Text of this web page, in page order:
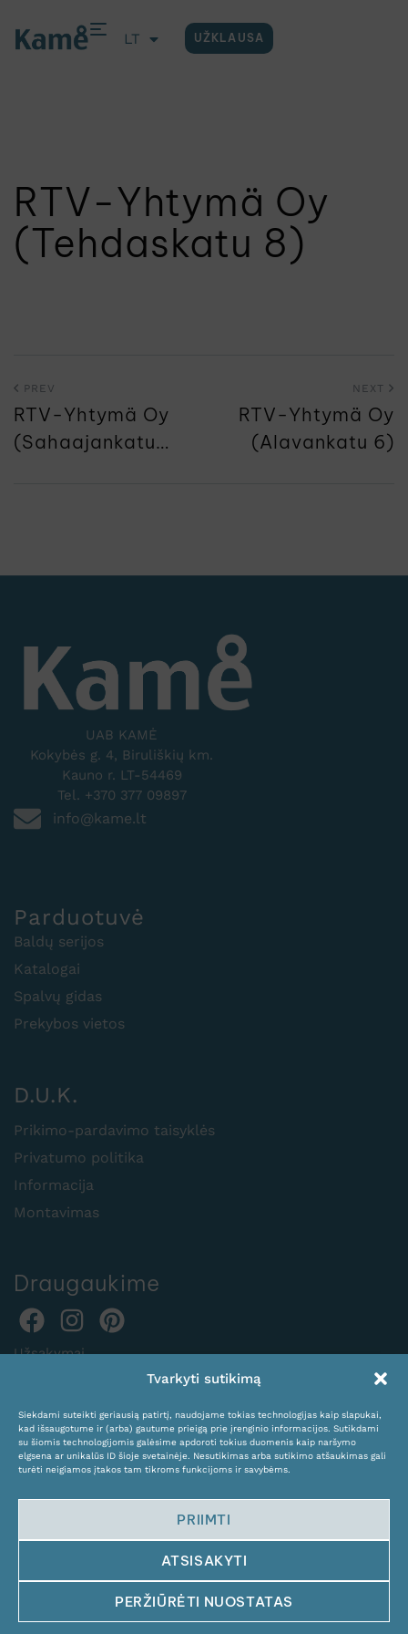
Tvarkyti sutikimą
Siekdami suteikti geriausią patirtį, naudojame tokias technologijas kaip slapukai,
kad išsaugotume ir (arba) gautume prieigą prie įrenginio informacijos. Sutikdami
su šiomis technologijomis galėsime apdoroti tokius duomenis kaip naršymo
elgsena ar unikalūs ID šioje svetainėje. Nesutikimas arba sutikimo atšaukimas gali
turėti neigiamos įtakos tam tikroms funkcijoms ir savybėms.
PRIIMTI
ATSISAKYTI
PERŽIŪRĖTI NUOSTATAS
LT
EN UŽKLAUSA
RTV-Yhtymä Oy
(Tehdaskatu 8)
PREV
RTV-Yhtymä Oy
(Sahaajankatu
NEXT
RTV-Yhtymä Oy
(Alavankatu 6)
UAB KAMĖ
Kokybės g. 4, Biruliškių km.
Kauno r. LT-54469
Tel. +370 377 09897
info@kame.lt
Parduotuvė
Baldų serijos
Katalogai
Spalvų gidas
Prekybos vietos
D.U.K.
Prikimo-pardavimo taisyklės
Privatumo politika
Informacija
Montavimas
Draugaukime
Užsakymai
expocentras@kame.lt
Tel. +370 611 31131
© Copyright 2024 KAMĖ. All rights reserved.